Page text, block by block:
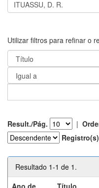
Utilizar filtros para refinar o
Result./Pág. |
Registro(s)
Resultado 1-1 de 1.
Ano de
Título